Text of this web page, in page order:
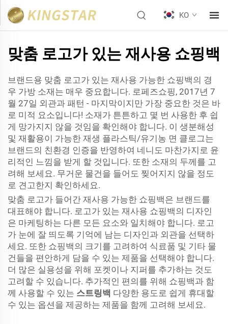
KO
맞춤 로고가 있는 재사용 쇼핑백
브랜드용 맞춤 로고가 있는 재사용 가능한 쇼핑백의 경
우 가방 소재는 매우 중요합니다. 로페즈쇼핑, 2017년 7
월 27일 외관과 패턴 - 마지막이지만 가장 중요한 것은 바
로 미적 요소입니다! 소재가 튼튼하고 몇 번 사용한 후 쉽
게 망가지지 않을 것임을 확인해야 합니다. 이 생분해성
및 재활용이 가능한 재생 플라스틱/유기농 면 클로그는
브랜드의 친환경 인증을 반영하여 네니도 마찬가지로 윤
리적인 느낌을 받게 할 것입니다. 또한 소재의 두께를 고
려해 보세요. 무거운 물건을 들어도 찢어지지 않을 정도
로 견고한지 확인하세요.
맞춤 로고가 들어간 재사용 가능한 쇼핑백은 브랜드를
대표해야 합니다. 로고가 있는 재사용 쇼핑백의 디자인
은 마케팅하는 다른 모든 요소와 일치해야 합니다. 로고
가 눈에 잘 띄도록 기억에 남는 디자인과 외관을 선택하
세요. 또한 쇼핑백의 크기를 고려하여 식료품 및 기타 물
건들을 편안하게 담을 수 있는 제품을 선택해야 합니다.
더 많은 실용성을 위해 포켓이나 지퍼를 추가하는 것도
고려할 수 있습니다. 추가적인 편의를 위해 쇼핑백과 함
께 사용할 수 있는 스트링백 다양한 용도로 쉽게 휴대할
수 있는 옵션을 제공하는 제품을 함께 고려해 보세요.